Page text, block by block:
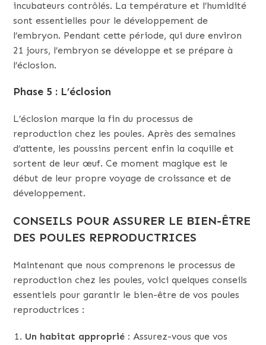
incubateurs contrôlés. La température et l’humidité
sont essentielles pour le développement de
l’embryon. Pendant cette période, qui dure environ
21 jours, l’embryon se développe et se prépare à
l’éclosion.
Phase 5 : L’éclosion
L’éclosion marque la fin du processus de
reproduction chez les poules. Après des semaines
d’attente, les poussins percent enfin la coquille et
sortent de leur œuf. Ce moment magique est le
début de leur propre voyage de croissance et de
développement.
CONSEILS POUR ASSURER LE BIEN-ÊTRE
DES POULES REPRODUCTRICES
Maintenant que nous comprenons le processus de
reproduction chez les poules, voici quelques conseils
essentiels pour garantir le bien-être de vos poules
reproductrices :
Un habitat approprié : Assurez-vous que vos